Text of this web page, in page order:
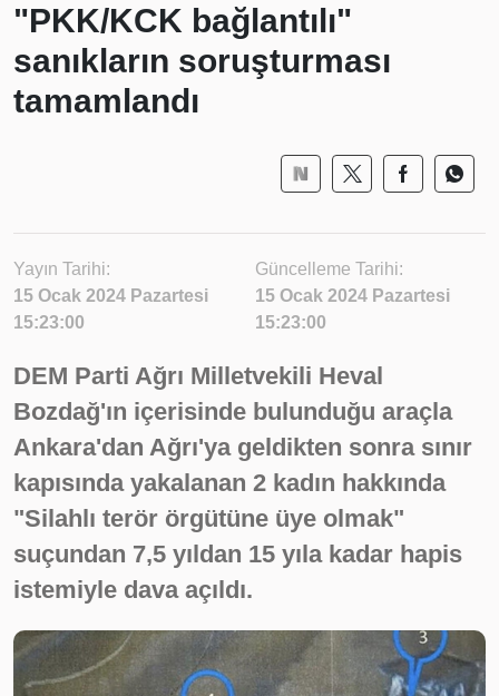
"PKK/KCK bağlantılı"
sanıkların soruşturması
tamamlandı
Yayın Tarihi:
15 Ocak 2024 Pazartesi
15:23:00
Güncelleme Tarihi:
15 Ocak 2024 Pazartesi
15:23:00
DEM Parti Ağrı Milletvekili Heval
Bozdağ'ın içerisinde bulunduğu araçla
Ankara'dan Ağrı'ya geldikten sonra sınır
kapısında yakalanan 2 kadın hakkında
"Silahlı terör örgütüne üye olmak"
suçundan 7,5 yıldan 15 yıla kadar hapis
istemiyle dava açıldı.